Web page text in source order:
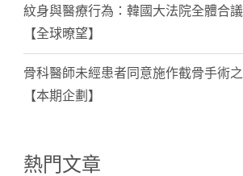
紋身與醫療行為：韓國大法院全體合
【全球暸望】
骨科醫師未經患者同意施作截骨手術
【本期企劃】
熱門文章